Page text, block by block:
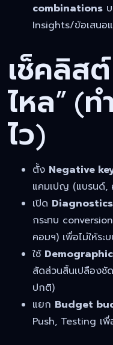
combinations
Insights/ข้อเสนอ
เช็คลิส
ไหล” (
ไว)
ตั้ง Negative
แคมเปญ (แบรนด์,
เปิด
กระทบ
คอมฯ) เพื่อไม่ให้ระ
ใช้
สัดส่วนสิ้นเปลืองชั
ปกติ)
แยก Budget
Push, Testing เ